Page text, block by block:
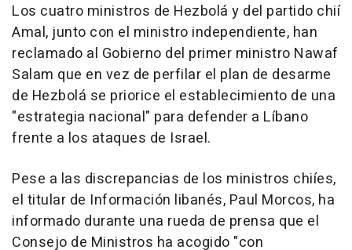
Los cuatro ministros de Hezbolá y del partido chií
Amal, junto con el ministro independiente, han
reclamado al Gobierno del primer ministro Nawaf
Salam que en vez de perfilar el plan de desarme
de Hezbolá se priorice el establecimiento de una
"estrategia nacional" para defender a Líbano
frente a los ataques de Israel.
Pese a las discrepancias de los ministros chiíes,
el titular de Información libanés, Paul Morcos, ha
informado durante una rueda de prensa que el
Consejo de Ministros ha acogido "con